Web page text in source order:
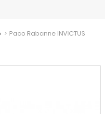
> Paco Rabanne INVICTUS